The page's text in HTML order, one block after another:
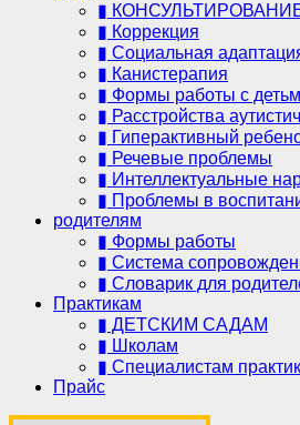
▮
▮ Коррекция
▮ Социальная
▮ Канистерапия
▮ Формы работы с
▮ Расстройства
▮ Гиперактивный
▮ Речевые проблемы
▮ Интеллектуальные
▮ Проблемы в
родителям
▮ Формы работы
▮ Система
▮ Словарик для
Практикам
▮ ДЕТСКИМ САДАМ
▮ Школам
▮ Специалистам
Прайс